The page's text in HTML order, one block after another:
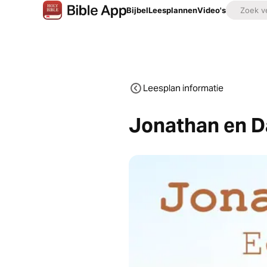
BijbelLeesplannenVideo's
Leesplan informatie
Jonathan en